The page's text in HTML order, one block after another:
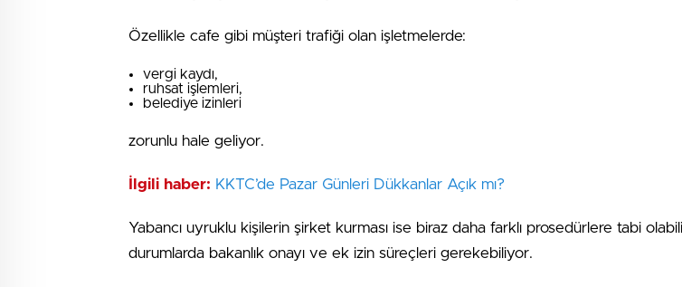
Özellikle cafe gibi müşteri trafiği olan işletmelerde:
vergi kaydı,
ruhsat işlemleri,
belediye izinleri
zorunlu hale geliyor.
İlgili haber: KKTC’de Pazar Günleri Dükkanlar Açık mı?
Yabancı uyruklu kişilerin şirket kurması ise biraz daha farklı prosedürlere tabi
durumlarda bakanlık onayı ve ek izin süreçleri gerekebiliyor.